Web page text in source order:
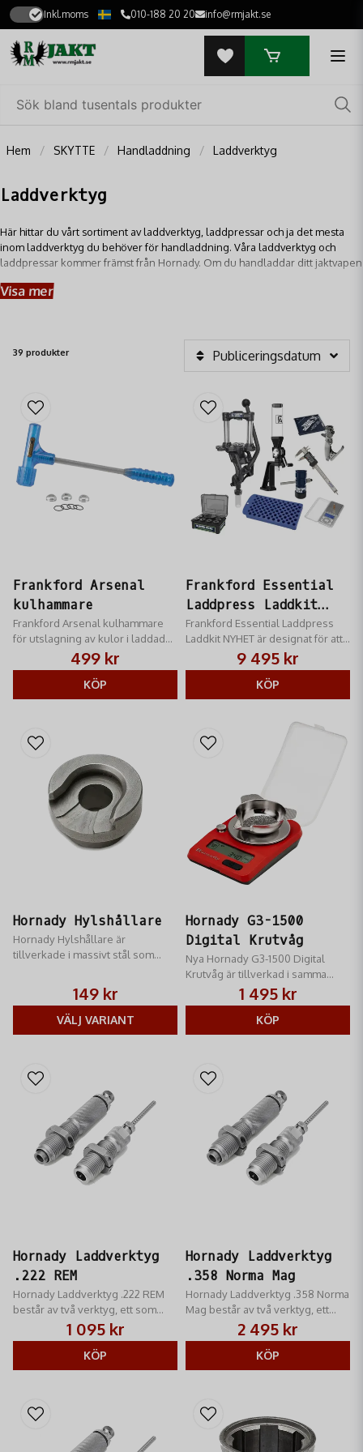
Inkl.moms 010-188 20 20 info@rmjakt.se
Hem SKYTTE Handladdning Laddverktyg
Laddverktyg
Här hittar du vårt sortiment av laddverktyg, laddpressar och ja det mesta
inom laddverktyg du behöver för handladdning. Våra laddverktyg och
laddpressar kommer främst från Hornady. Om du handladdar ditt jaktvapen
processen snabb och smidig.
Visa mer
39 produkter Publiceringsdatum
Frankford Arsenal
kulhammare
Frankford Arsenal kulhammare
för utslagning av kulor i laddad
499 kr
KÖP
Frankford Essential
Laddpress Laddkit
NYHET
Frankford Essential Laddpress
Laddkit NYHET är designat för att
täcka varje viktig aspekt av
laddningsprocessen
9 495 kr
KÖP
Hornady Hylshållare
Hornady Hylshållare är
tillverkade i massivt stål som
precision och längsta livslängd.
149 kr
VÄLJ VARIANT
Hornady G3-1500
Digital Krutvåg
Nya Hornady G3-1500 Digital
Krutvåg är tillverkad i samma
höga kvalité som andra Hornady
produkter
1 495 kr
KÖP
Hornady Laddverktyg
.222 REM
Hornady Laddverktyg .222 REM
består av två verktyg, ett som
helkalibrerar hylsan samt stöter
ut tändhatten och ett som sätter i
1 095 kr
KÖP
Hornady Laddverktyg
.358 Norma Mag
Hornady Laddverktyg .358 Norma
Mag består av två verktyg, ett
som helkalibrerar hylsan samt
stöter ut tändhatten och ett som
2 495 kr
KÖP